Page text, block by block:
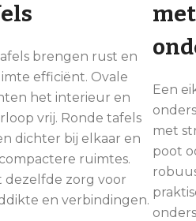
brengen rust en
efficiënt. Ovale
het interieur en
vrij. Ronde tafels
dichter bij elkaar en
ruimtes.
dezelfde zorg voor
en verbindingen.
Een
met
poot